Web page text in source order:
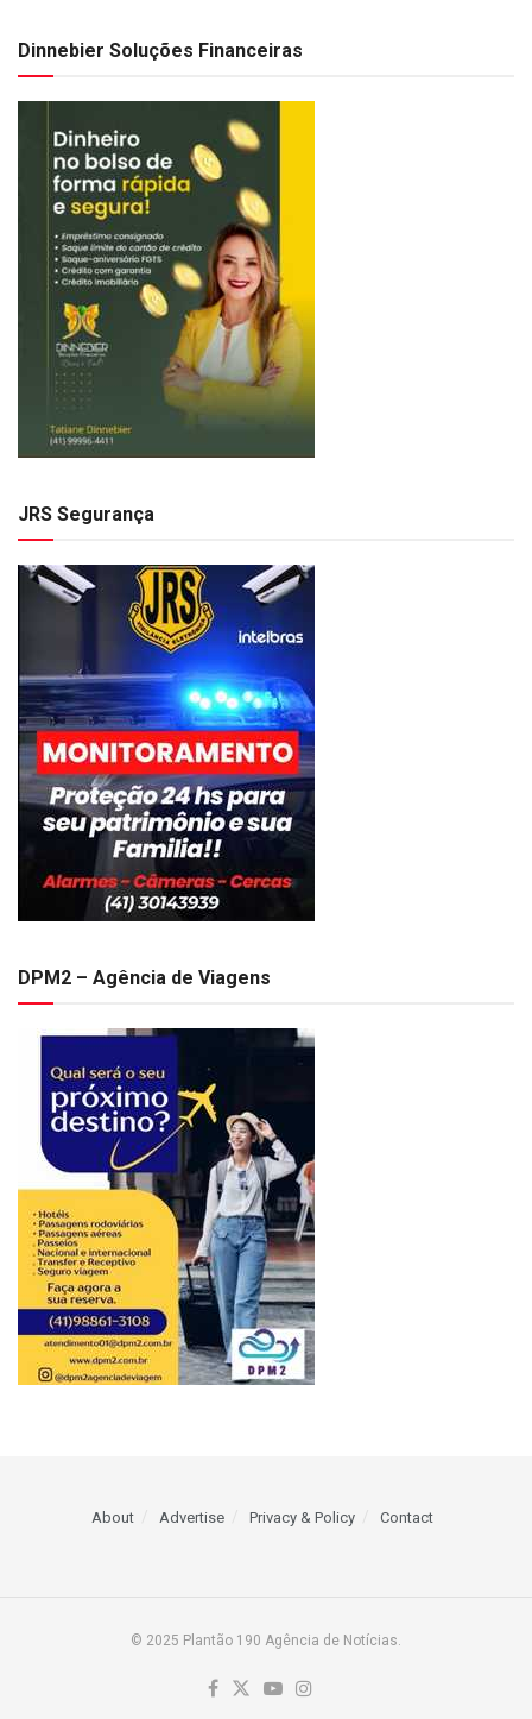
Dinnebier Soluções Financeiras
JRS Segurança
DPM2 – Agência de Viagens
About Advertise Privacy & Policy Contact
© 2025 Plantão 190 Agência de Notícias.